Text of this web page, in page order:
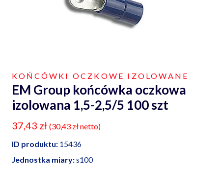
KOŃCÓWKI OCZKOWE IZOLOWANE
EM Group końcówka oczkowa
izolowana 1,5-2,5/5 100 szt
37,43 zł (30,43 złnetto)
ID produktu: 15436
Jednostka miary:s100